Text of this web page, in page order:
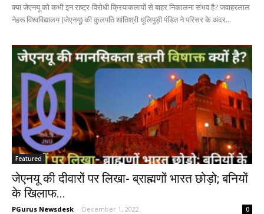
क्या जेएनयू को कभी इन राष्ट्र-विरोधी क्रियाकलापों से बाहर निकालना संभव है? जवाहरलाल
नेहरू विश्वविद्यालय (जेएनयू) की कुलपति शांतिश्री धूलिपुड़ी पंडित ने परिसर के अंदर...
Featured
जेएनयू की दीवारों पर लिखा- ब्राह्मणों भारत छोड़ो; बनियों
के खिलाफ...
PGurus Newsdesk - December 1, 2022 0